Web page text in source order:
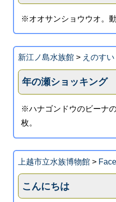
※オオサンショウウオ。動
新江ノ島水族館> えのす
年の瀬ショッキング
※ハナゴンドウのビーナ
枚。
上越市立水族博物館>
こんにちは